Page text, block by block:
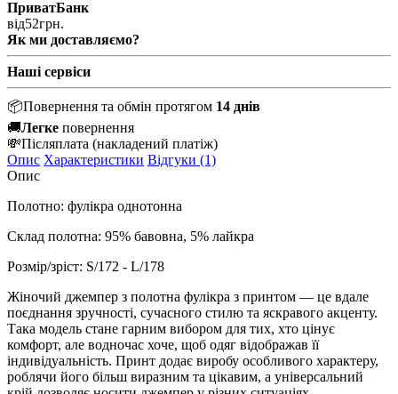
ПриватБанк
від52грн.
Як ми доставляємо?
Наші сервіси
📦Повернення та обмін протягом 14 днів
🚚Легке повернення
💸Післяплата (накладений платіж)
Опис Характеристики Відгуки (1)
Опис
Полотно: фулікра однотонна
Склад полотна: 95% бавовна, 5% лайкра
Розмір/зріст: S/172 - L/178
Жіночий джемпер з полотна фулікра з принтом — це вдале
поєднання зручності, сучасного стилю та яскравого акценту.
Така модель стане гарним вибором для тих, хто цінує
комфорт, але водночас хоче, щоб одяг відображав її
індивідуальність. Принт додає виробу особливого характеру,
роблячи його більш виразним та цікавим, а універсальний